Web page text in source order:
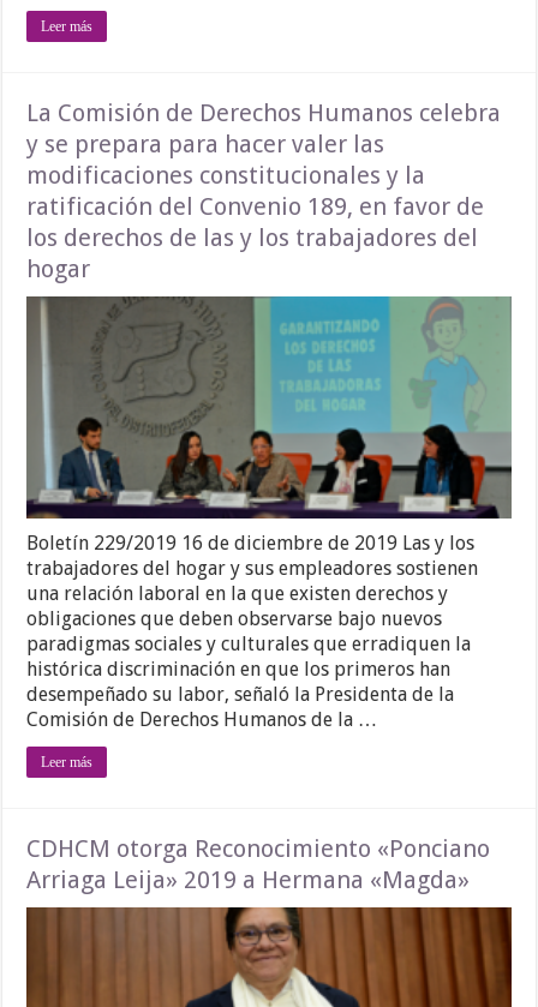
Leer más
La Comisión de Derechos Humanos celebra
y se prepara para hacer valer las
modificaciones constitucionales y la
ratificación del Convenio 189, en favor de
los derechos de las y los trabajadores del
hogar
Boletín 229/2019 16 de diciembre de 2019 Las y los
trabajadores del hogar y sus empleadores sostienen
una relación laboral en la que existen derechos y
obligaciones que deben observarse bajo nuevos
paradigmas sociales y culturales que erradiquen la
histórica discriminación en que los primeros han
desempeñado su labor, señaló la Presidenta de la
Comisión de Derechos Humanos de la …
Leer más
CDHCM otorga Reconocimiento «Ponciano
Arriaga Leija» 2019 a Hermana «Magda»